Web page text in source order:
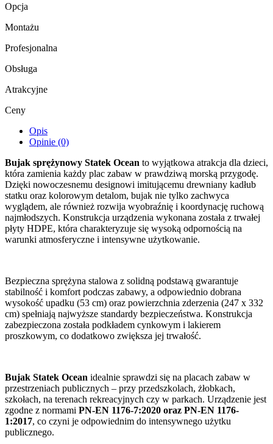
Opcja
Montażu
Profesjonalna
Obsługa
Atrakcyjne
Ceny
Opis
Opinie (0)
Bujak sprężynowy Statek Ocean to wyjątkowa atrakcja dla dzieci,
która zamienia każdy plac zabaw w prawdziwą morską przygodę.
Dzięki nowoczesnemu designowi imitującemu drewniany kadłub
statku oraz kolorowym detalom, bujak nie tylko zachwyca
wyglądem, ale również rozwija wyobraźnię i koordynację ruchową
najmłodszych. Konstrukcja urządzenia wykonana została z trwałej
płyty HDPE, która charakteryzuje się wysoką odpornością na
warunki atmosferyczne i intensywne użytkowanie.
Bezpieczna sprężyna stalowa z solidną podstawą gwarantuje
stabilność i komfort podczas zabawy, a odpowiednio dobrana
wysokość upadku (53 cm) oraz powierzchnia zderzenia (247 x 332
cm) spełniają najwyższe standardy bezpieczeństwa. Konstrukcja
zabezpieczona została podkładem cynkowym i lakierem
proszkowym, co dodatkowo zwiększa jej trwałość.
Bujak Statek Ocean idealnie sprawdzi się na placach zabaw w
przestrzeniach publicznych – przy przedszkolach, żłobkach,
szkołach, na terenach rekreacyjnych czy w parkach. Urządzenie jest
zgodne z normami PN-EN 1176-7:2020 oraz PN-EN 1176-
1:2017, co czyni je odpowiednim do intensywnego użytku
publicznego.